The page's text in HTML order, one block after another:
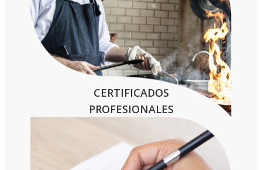
CERTIFICADOS
PROFESIONALES